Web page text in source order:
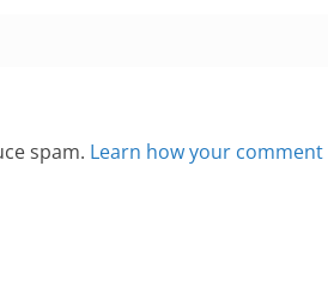
spam. Learn how your